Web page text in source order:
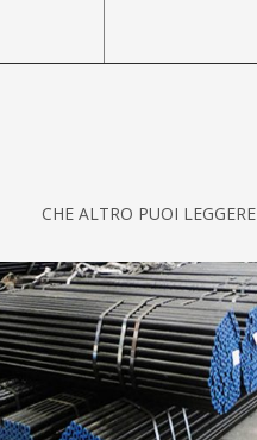
CHE ALTRO PUOI LEGGERE